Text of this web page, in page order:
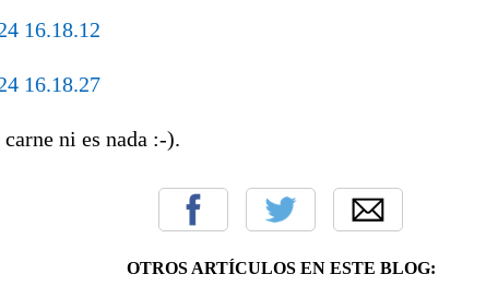
carne ni es nada :-).
OTROS ARTÍCULOS EN ESTE BLOG: